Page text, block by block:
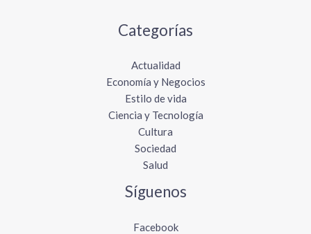
Categorías
Actualidad
Economía y Negocios
Estilo de vida
Ciencia y Tecnología
Cultura
Sociedad
Salud
Síguenos
Facebook